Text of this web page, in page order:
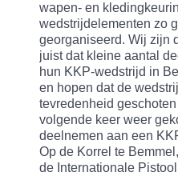
wapen- en
wedstrijdelementen zo
georganiseerd. Wij zijn
juist dat kleine aantal
hun KKP-wedstrijd in
en hopen dat de
tevredenheid
volgende keer weer
deelnemen aan een
Op de Korrel te
de Internationale